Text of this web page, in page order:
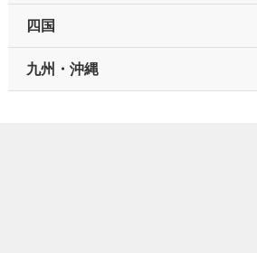
四国
九州・沖縄